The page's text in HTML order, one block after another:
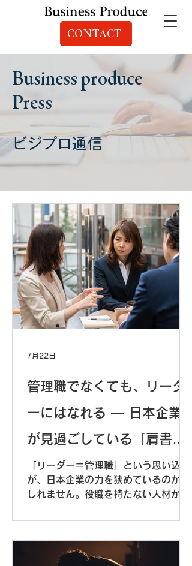
CONTACT
Business produce
Press
ビジプロ通信
管理職でなくても、リーダ
ーにはなれる ― 日本企業
が見過ごしている「肩書き
のない影響力」
「リーダー＝管理職」という思い込み
が、日本企業の力を狭めているのかも
しれません。役職を持たない人材が発
向けてよいはずです。データと研究知
7月22日